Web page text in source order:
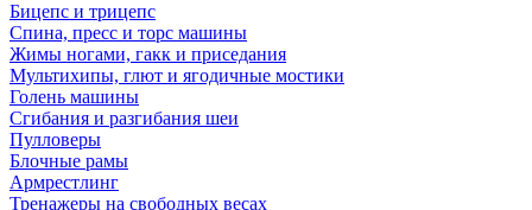
Бицепс и трицепс
Спина, пресс и торс машины
Жимы ногами, гакк и приседания
Мультихипы, глют и ягодичные мостики
Голень машины
Сгибания и разгибания шеи
Пулловеры
Блочные рамы
Армрестлинг
Тренажеры на свободных весах